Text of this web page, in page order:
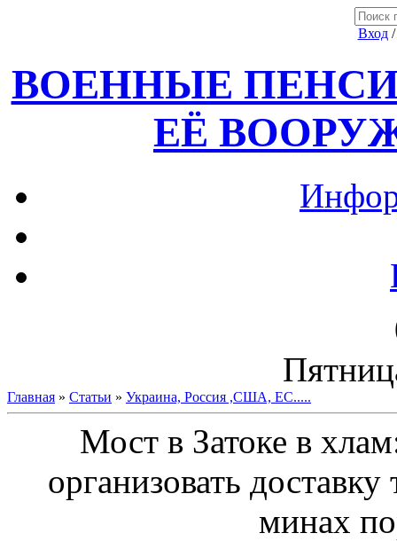
Вход
ВОЕННЫЕ
ЕЁ
Главная » Статьи » Украина, Россия ,США, ЕС.....
Мост в Затоке в
организовать
минах